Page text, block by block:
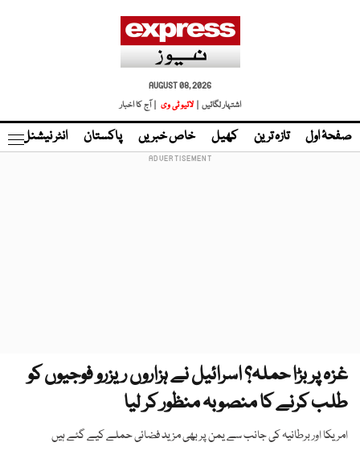
AUGUST 08, 2026
اشتہار لگائیں |
لائیو ٹی وی | آج کا اخبار
صفحۂ اول تازہ ترین کھیل خاص خبریں پاکستان انٹر نیشنل
غزہ پر بڑا حملہ؟ اسرائیل نے ہزاروں ریزرو فوجیوں کو
طلب کرنے کا منصوبہ منظور کر لیا
امریکا اور برطانیہ کی جانب سے یمن پر بھی مزید فضائی حملے کیے گئے ہیں